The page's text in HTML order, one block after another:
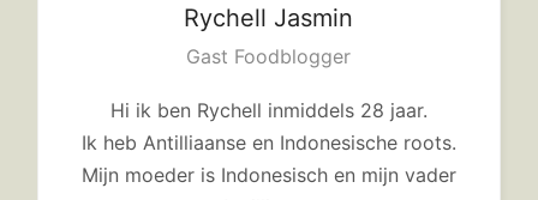
Rychell Jasmin
Gast Foodblogger
Hi ik ben Rychell inmiddels 28 jaar.
Ik heb Antilliaanse en Indonesische roots.
Mijn moeder is Indonesisch en mijn vader